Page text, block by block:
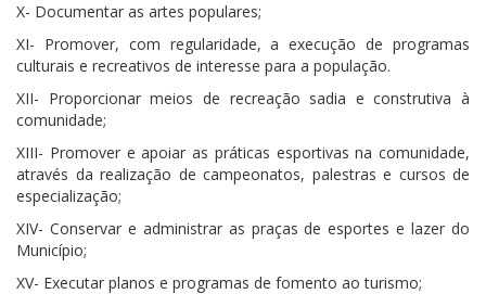
X- Documentar as artes populares;
XI- Promover, com regularidade, a execução de programas
culturais e recreativos de interesse para a população.
XII- Proporcionar meios de recreação sadia e construtiva à
comunidade;
XIII- Promover e apoiar as práticas esportivas na comunidade,
através da realização de campeonatos, palestras e cursos de
especialização;
XIV- Conservar e administrar as praças de esportes e lazer do
Município;
XV- Executar planos e programas de fomento ao turismo;